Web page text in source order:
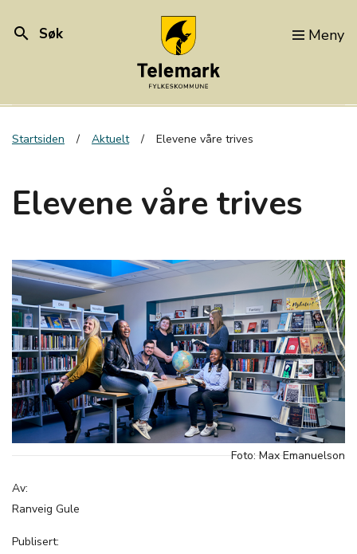
search Søk Meny
Startsiden Aktuelt Elevene våre trives
Elevene våre trives
Foto: Max Emanuelson
Av:
Ranveig Gule
Publisert: